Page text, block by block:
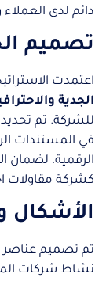
دائم لدى
تصميم
اعتمدت
الجدية
للشركة. تم
في المستندات
الرقمية، لضمان
كشركة مقاولات
الأشكال
تم تصميم
نشاط شركات